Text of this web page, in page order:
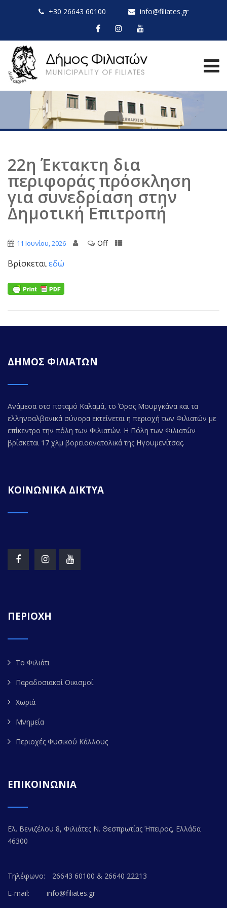
+30 26643 60100 info@filiates.gr
22η Έκτακτη δια
περιφοράς πρόσκληση
για συνεδρίαση στην
Δημοτική Επιτροπή
11 Ιουνίου, 2026 Off
Βρίσκεταιεδώ
ΔΗΜΟΣ ΦΙΛΙΑΤΩΝ
Ανάμεσα στο ποταμό Καλαμά, το Όρος Μουργκάνα και τα
ελληνοαλβανικά σύνορα εκτείνεται η περιοχή των Φιλιατών με
επίκεντρο την πόλη των Φιλιατών. Η Πόλη των Φιλιατών
βρίσκεται 17 χλμ βορειοανατολικά της Ηγουμενίτσας.
ΚΟΙΝΩΝΙΚΑ ΔΙΚΤΥΑ
ΠΕΡΙΟΧΗ
Το Φιλιάτι
Παραδοσιακοί Οικισμοί
Χωριά
Μνημεία
Περιοχές Φυσικού Κάλλους
ΕΠΙΚΟΙΝΩΝΙΑ
Ελ. Βενιζέλου 8, Φιλιάτες Ν. Θεσπρωτίας Ήπειρος, Ελλάδα
46300
Τηλέφωνο:
26643 60100 & 26640 22213
E-mail:
info@filiates.gr